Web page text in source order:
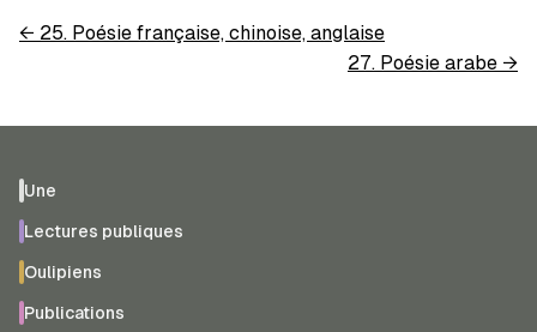
← 25. Poésie française, chinoise, anglaise
27. Poésie arabe →
Une
Lectures publiques
Oulipiens
Publications